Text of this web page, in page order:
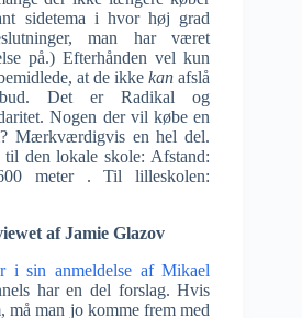
sidetema i hvor høj grad
man har været
på.) Efterhånden vel kun
at de ikkekan afslå
Det er Radikal og
Nogen der vil købe en
Mærkværdigvis en hel del.
til den lokale skole: Afstand:
meter . Til lilleskolen:
af Jamie Glazov
i sin anmeldelse af Mikael
har en del forslag. Hvis
må man jo komme frem med